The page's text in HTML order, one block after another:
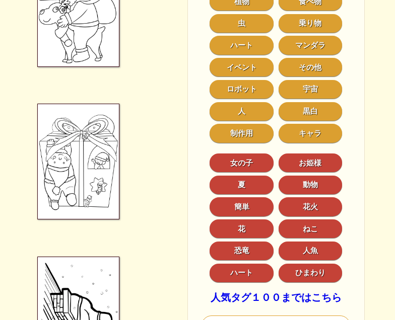
虫 乗り物
ハート マンダラ
イベント その他
ロボット 宇宙
人 黒白
制作用 キャラ
女の子 お姫様
夏 動物
簡単 花火
花 ねこ
恐竜 人魚
ハート ひまわり
人気タグ１００まではこちら